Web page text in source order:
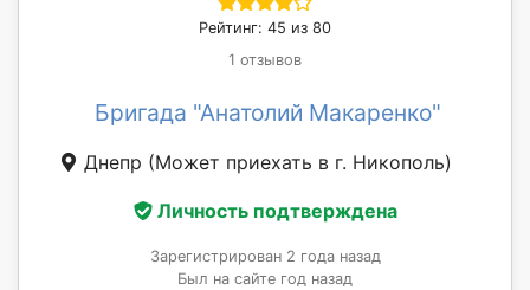
Рейтинг: 45 из 80
1 отзывов
Бригада "Анатолий Макаренко"
Днепр (Может приехать в г. Никополь)
Личность подтверждена
Зарегистрирован 2 года назад
Был на сайте год назад